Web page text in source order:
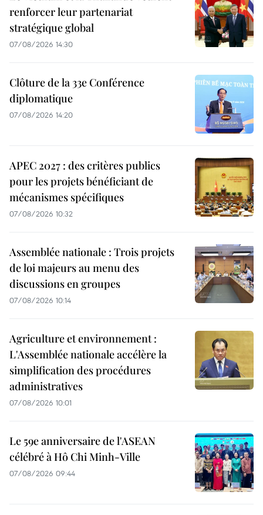
renforcer leur partenariat
stratégique global
07/08/2026 14:30
Clôture de la 33e Conférence
diplomatique
07/08/2026 14:20
APEC 2027 : des critères publics
pour les projets bénéficiant de
mécanismes spécifiques
07/08/2026 10:32
Assemblée nationale : Trois projets
de loi majeurs au menu des
discussions en groupes
07/08/2026 10:14
Agriculture et environnement :
L'Assemblée nationale accélère la
simplification des procédures
administratives
07/08/2026 10:01
Le 59e anniversaire de l'ASEAN
célébré à Hô Chi Minh-Ville
07/08/2026 09:44